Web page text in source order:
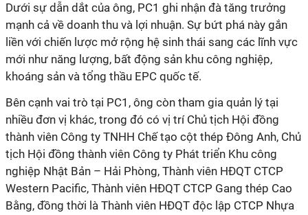
Dưới sự dẫn dắt của ông, PC1 ghi nhận đà tăng trưởng
mạnh cả về doanh thu và lợi nhuận. Sự bứt phá này gắn
liền với chiến lược mở rộng hệ sinh thái sang các lĩnh vực
mới như năng lượng, bất động sản khu công nghiệp,
khoáng sản và tổng thầu EPC quốc tế.
Bên cạnh vai trò tại PC1, ông còn tham gia quản lý tại
nhiều đơn vị khác, trong đó có vị trí Chủ tịch Hội đồng
thành viên Công ty TNHH Chế tạo cột thép Đông Anh, Chủ
tịch Hội đồng thành viên Công ty Phát triển Khu công
nghiệp Nhật Bản – Hải Phòng, Thành viên HĐQT CTCP
Western Pacific, Thành viên HĐQT CTCP Gang thép Cao
Bằng, đồng thời là Thành viên HĐQT độc lập CTCP Nhựa